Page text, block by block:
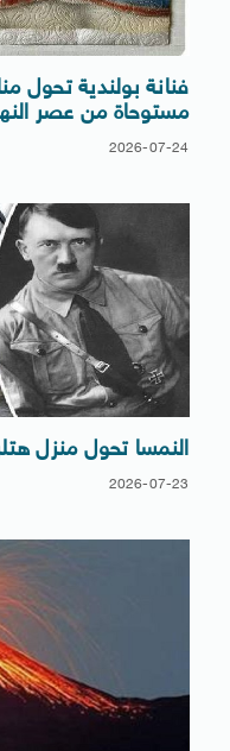
فنانة بولندية تحول
مستوحاة من عصر
2026-07-24
النمسا تحول منزل
2026-07-23